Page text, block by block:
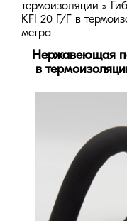
термоизоляции »
KFI 20 Г/Г в
метра
Нержавеющая
в